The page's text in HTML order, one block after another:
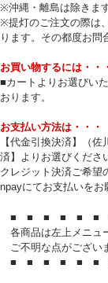
※沖縄・離島は除きま
※提灯のご注文の際は
ります。その都度お問
お買い物するには・・
■カートよりお選びい
おります。
お支払い方法は・・・
【代金引換決済】（
済】よりお選びくださ
クレジット決済ご希望
npayにてお支払いをお
■ ■ ■ ■ ■ ■
各商品は左上メニュ
ご不明な点がござい
■ ■ ■ ■ ■ ■